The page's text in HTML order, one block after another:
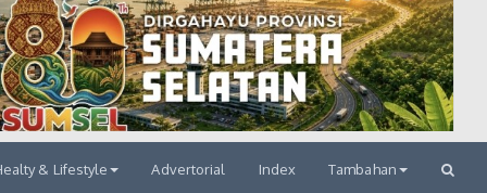
& Lifestyle Advertorial Index Tambahan